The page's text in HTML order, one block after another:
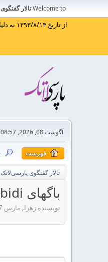
Welcome toتالار
از تاریخ ۱۳۹۳/۸/۱۴ به
آگوست 08, 2026, 06:08:57 قبل از ظهر
فهرست
تالار گفتگوی پارسی‌لاتک
باگهای bidi و xepersian
نویسنده زهرا, مارس 07, 2010, 09:53:20 قبل از ظهر